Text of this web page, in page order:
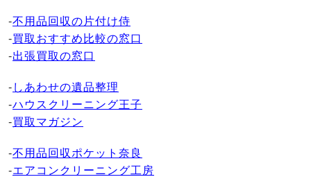
-不用品回収の片付け侍
-買取おすすめ比較の窓口
-出張買取の窓口
- しあわせの遺品整理
-ハウスクリーニング王子
-買取マガジン
-不用品回収ポケット奈良
-エアコンクリーニング工房